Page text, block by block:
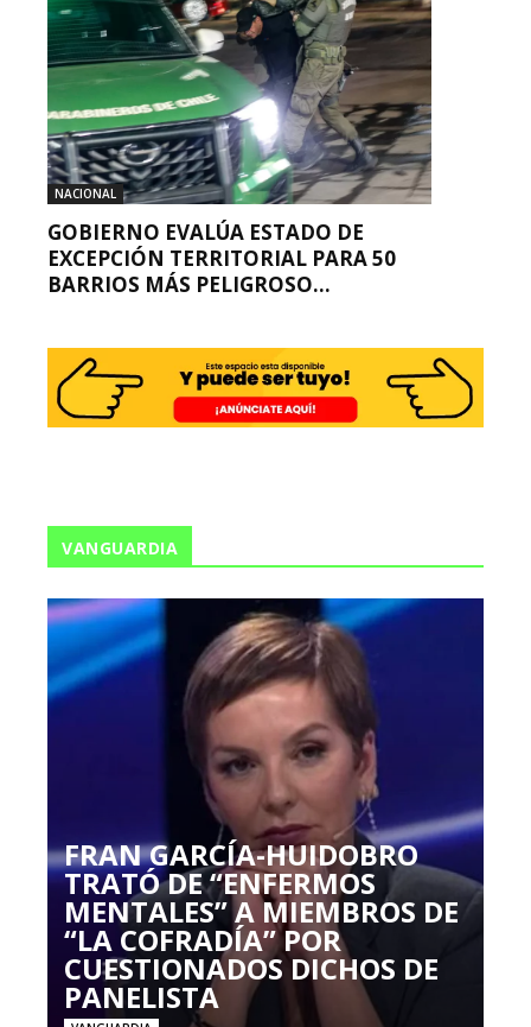
NACIONAL
GOBIERNO EVALÚA ESTADO DE
EXCEPCIÓN TERRITORIAL PARA 50
BARRIOS MÁS PELIGROSO...
VANGUARDIA
FRAN GARCÍA-HUIDOBRO
TRATÓ DE “ENFERMOS
MENTALES” A MIEMBROS DE
“LA COFRADÍA” POR
CUESTIONADOS DICHOS DE
PANELISTA